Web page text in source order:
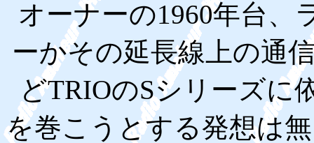
オーナーの1960年台、
ーかその延長線上の通
どTRIOのSシリーズに
を巻こうとする発想は